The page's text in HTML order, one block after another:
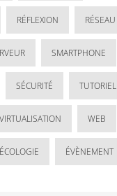
RÉFLEXION RÉSEAU
SMARTPHONE
SÉCURITÉ TUTORIEL
VIRTUALISATION WEB
ÉCOLOGIE ÉVÈNEMENT